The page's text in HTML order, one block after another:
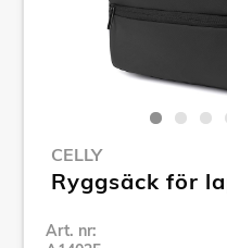
CELLY
Ryggsäck för
Art. nr: